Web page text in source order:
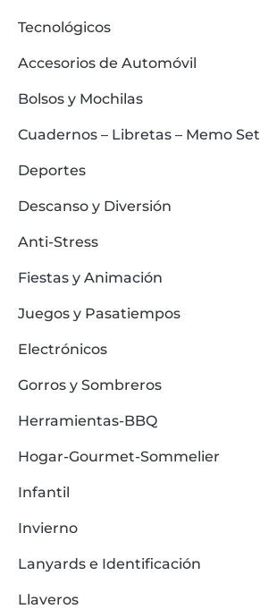
Tecnológicos
Accesorios de Automóvil
Bolsos y Mochilas
Cuadernos – Libretas – Memo Set
Deportes
Descanso y Diversión
Anti-Stress
Fiestas y Animación
Juegos y Pasatiempos
Electrónicos
Gorros y Sombreros
Herramientas-BBQ
Hogar-Gourmet-Sommelier
Infantil
Invierno
Lanyards e Identificación
Llaveros